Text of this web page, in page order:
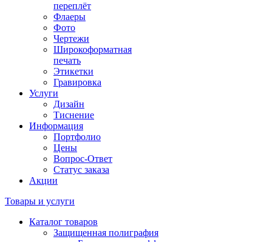
переплёт
Флаеры
Фото
Чертежи
Широкоформатная
печать
Этикетки
Гравировка
Услуги
Дизайн
Тиснение
Информация
Портфолио
Цены
Вопрос-Ответ
Статус заказа
Акции
Товары и услуги
Каталог товаров
Защищенная полиграфия